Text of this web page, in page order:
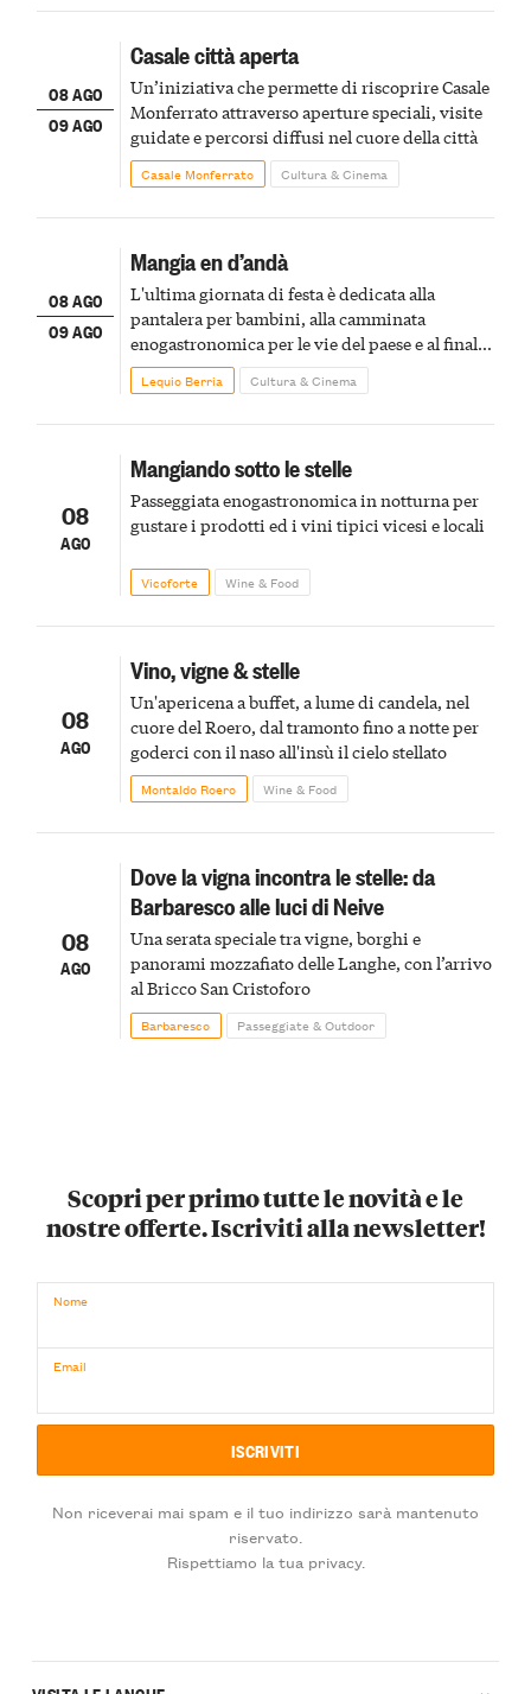
08 AGO
09 AGO
Casale città aperta
Un’iniziativa che permette di riscoprire Casale
Monferrato attraverso aperture speciali, visite
guidate e percorsi diffusi nel cuore della città
Casale Monferrato Cultura & Cinema
08 AGO
09 AGO
Mangia en d’andà
L'ultima giornata di festa è dedicata alla
pantalera per bambini, alla camminata
enogastronomica per le vie del paese e al finale
pirotecnico
Lequio Berria Cultura & Cinema
08
AGO
Mangiando sotto le stelle
Passeggiata enogastronomica in notturna per
gustare i prodotti ed i vini tipici vicesi e locali
Vicoforte Wine & Food
08
AGO
Vino, vigne & stelle
Un'apericena a buffet, a lume di candela, nel
cuore del Roero, dal tramonto fino a notte per
goderci con il naso all'insù il cielo stellato
Montaldo Roero Wine & Food
08
AGO
Dove la vigna incontra le stelle: da
Barbaresco alle luci di Neive
Una serata speciale tra vigne, borghi e
panorami mozzafiato delle Langhe, con l’arrivo
al Bricco San Cristoforo
Barbaresco Passeggiate & Outdoor
Scopri per primo tutte le novità e le
nostre offerte. Iscriviti alla newsletter!
Nome
Email
Non riceverai mai spam e il tuo indirizzo sarà mantenuto
riservato.
Rispettiamo la tua privacy.